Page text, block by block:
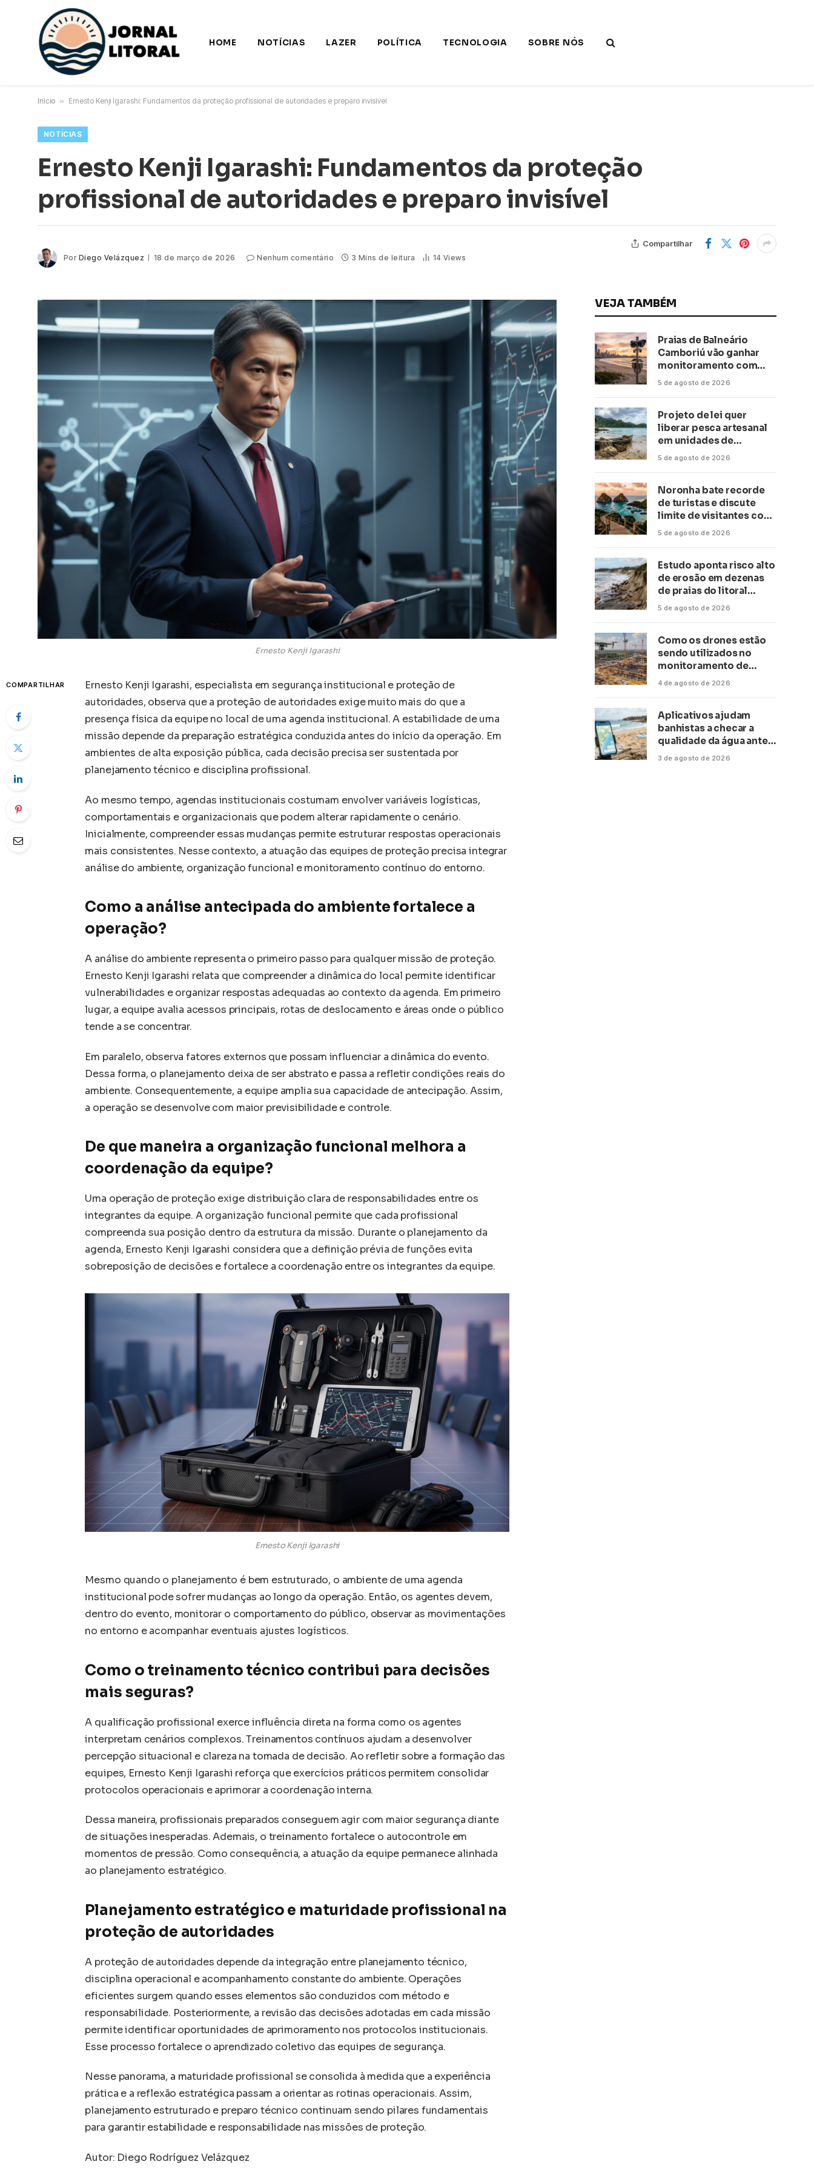
HOME NOTÍCIAS LAZER POLÍTICA TECNOLOGIA SOBRE NÓS
Início » Ernesto Kenji Igarashi: Fundamentos da proteção profissional de autoridades e preparo invisível
NOTÍCIAS
Ernesto Kenji Igarashi: Fundamentos da proteção
profissional de autoridades e preparo invisível
Por Diego Velázquez 18 de março de 2026 Nenhum comentário 3 Mins de leitura 14 Views
Compartilhar
Ernesto Kenji Igarashi
COMPARTILHAR
Ernesto Kenji Igarashi, especialista em segurança institucional e proteção de
autoridades, observa que a proteção de autoridades exige muito mais do que a
presença física da equipe no local de uma agenda institucional. A estabilidade de uma
missão depende da preparação estratégica conduzida antes do início da operação. Em
ambientes de alta exposição pública, cada decisão precisa ser sustentada por
planejamento técnico e disciplina profissional.
Ao mesmo tempo, agendas institucionais costumam envolver variáveis logísticas,
comportamentais e organizacionais que podem alterar rapidamente o cenário.
Inicialmente, compreender essas mudanças permite estruturar respostas operacionais
mais consistentes. Nesse contexto, a atuação das equipes de proteção precisa integrar
análise do ambiente, organização funcional e monitoramento contínuo do entorno.
Como a análise antecipada do ambiente fortalece a
operação?
A análise do ambiente representa o primeiro passo para qualquer missão de proteção.
Ernesto Kenji Igarashi relata que compreender a dinâmica do local permite identificar
vulnerabilidades e organizar respostas adequadas ao contexto da agenda. Em primeiro
lugar, a equipe avalia acessos principais, rotas de deslocamento e áreas onde o público
tende a se concentrar.
Em paralelo, observa fatores externos que possam influenciar a dinâmica do evento.
Dessa forma, o planejamento deixa de ser abstrato e passa a refletir condições reais do
ambiente. Consequentemente, a equipe amplia sua capacidade de antecipação. Assim,
a operação se desenvolve com maior previsibilidade e controle.
De que maneira a organização funcional melhora a
coordenação da equipe?
Uma operação de proteção exige distribuição clara de responsabilidades entre os
integrantes da equipe. A organização funcional permite que cada profissional
compreenda sua posição dentro da estrutura da missão. Durante o planejamento da
agenda, Ernesto Kenji Igarashi considera que a definição prévia de funções evita
sobreposição de decisões e fortalece a coordenação entre os integrantes da equipe.
Ernesto Kenji Igarashi
Mesmo quando o planejamento é bem estruturado, o ambiente de uma agenda
institucional pode sofrer mudanças ao longo da operação. Então, os agentes devem,
dentro do evento, monitorar o comportamento do público, observar as movimentações
no entorno e acompanhar eventuais ajustes logísticos.
Como o treinamento técnico contribui para decisões
mais seguras?
A qualificação profissional exerce influência direta na forma como os agentes
interpretam cenários complexos. Treinamentos contínuos ajudam a desenvolver
percepção situacional e clareza na tomada de decisão. Ao refletir sobre a formação das
equipes, Ernesto Kenji Igarashi reforça que exercícios práticos permitem consolidar
protocolos operacionais e aprimorar a coordenação interna.
Dessa maneira, profissionais preparados conseguem agir com maior segurança diante
de situações inesperadas. Ademais, o treinamento fortalece o autocontrole em
momentos de pressão. Como consequência, a atuação da equipe permanece alinhada
ao planejamento estratégico.
Planejamento estratégico e maturidade profissional na
proteção de autoridades
A proteção de autoridades depende da integração entre planejamento técnico,
disciplina operacional e acompanhamento constante do ambiente. Operações
eficientes surgem quando esses elementos são conduzidos com método e
responsabilidade. Posteriormente, a revisão das decisões adotadas em cada missão
permite identificar oportunidades de aprimoramento nos protocolos institucionais.
Esse processo fortalece o aprendizado coletivo das equipes de segurança.
Nesse panorama, a maturidade profissional se consolida à medida que a experiência
prática e a reflexão estratégica passam a orientar as rotinas operacionais. Assim,
planejamento estruturado e preparo técnico continuam sendo pilares fundamentais
para garantir estabilidade e responsabilidade nas missões de proteção.
Autor: Diego Rodríguez Velázquez
VEJA TAMBÉM
Praias de Balneário
Camboriú vão ganhar
monitoramento com
inteligência artificial
5 de agosto de 2026
Projeto de lei quer
liberar pesca artesanal
em unidades de
conservação
5 de agosto de 2026
Noronha bate recorde
de turistas e discute
limite de visitantes com
a Anac
5 de agosto de 2026
Estudo aponta risco alto
de erosão em dezenas
de praias do litoral
paulista
5 de agosto de 2026
Como os drones estão
sendo utilizados no
monitoramento de
obras de grande porte?
4 de agosto de 2026
Aplicativos ajudam
banhistas a checar a
qualidade da água antes
de ir à praia
3 de agosto de 2026